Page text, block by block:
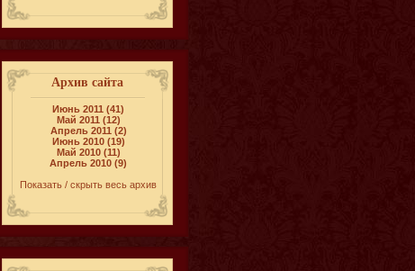
Архив сайта
Июнь 2011 (41)
Май 2011 (12)
Апрель 2011 (2)
Июнь 2010 (19)
Май 2010 (11)
Апрель 2010 (9)
Показать / скрыть весь архив